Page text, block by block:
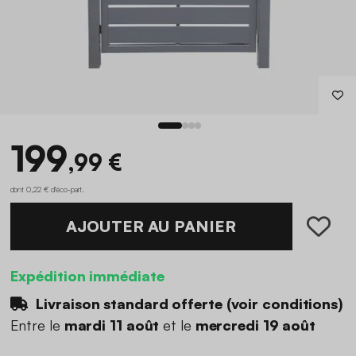
199,99 €
dont 0,22 € d'éco-part
AJOUTER AU PANIER
Expédition immédiate
Livraison standard offerte (voir conditions)
Entre le mardi 11 août et le mercredi 19 août